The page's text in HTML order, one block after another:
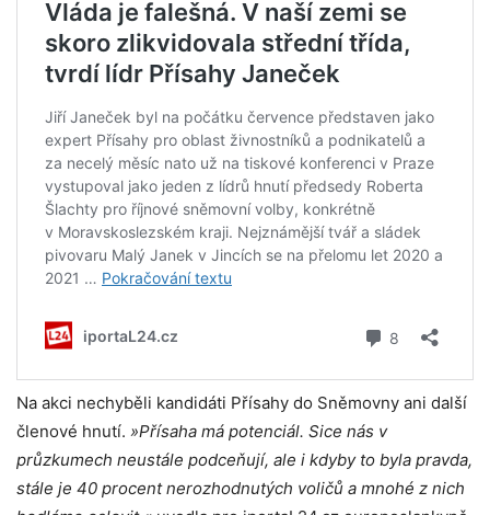
Na akci nechyběli kandidáti Přísahy do Sněmovny ani další
členové hnutí. »Přísaha má potenciál. Sice nás v
průzkumech neustále podceňují, ale i kdyby to byla pravda,
stále je 40 procent nerozhodnutých voličů a mnohé z nich